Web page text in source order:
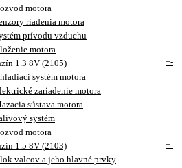
motora
riadenia motora
prívodu vzduchu
motora
1.3 8V (2105)
+-
systém motora
zariadenie motora
sústava motora
systém
motora
1.5 8V (2103)
+-
valcov a jeho hlavné prvky